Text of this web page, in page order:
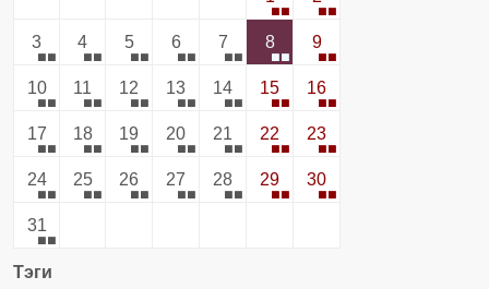
3 4 5 6 7 8 9
10 11 12 13 14 15 16
17 18 19 20 21 22 23
24 25 26 27 28 29 30
31
Тэги